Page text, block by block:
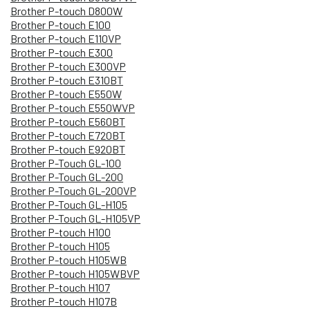
Brother P-touch D800W
Brother P-touch E100
Brother P-touch E110VP
Brother P-touch E300
Brother P-touch E300VP
Brother P-touch E310BT
Brother P-touch E550W
Brother P-touch E550WVP
Brother P-touch E560BT
Brother P-touch E720BT
Brother P-touch E920BT
Brother P-Touch GL-100
Brother P-Touch GL-200
Brother P-Touch GL-200VP
Brother P-Touch GL-H105
Brother P-Touch GL-H105VP
Brother P-touch H100
Brother P-touch H105
Brother P-touch H105WB
Brother P-touch H105WBVP
Brother P-touch H107
Brother P-touch H107B